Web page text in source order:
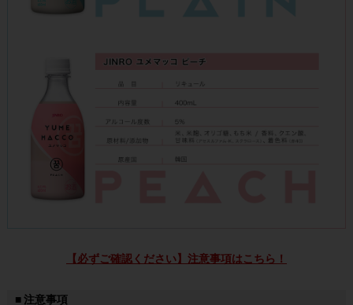
【必ずご確認ください】注意事項はこちら！
■ 注意事項